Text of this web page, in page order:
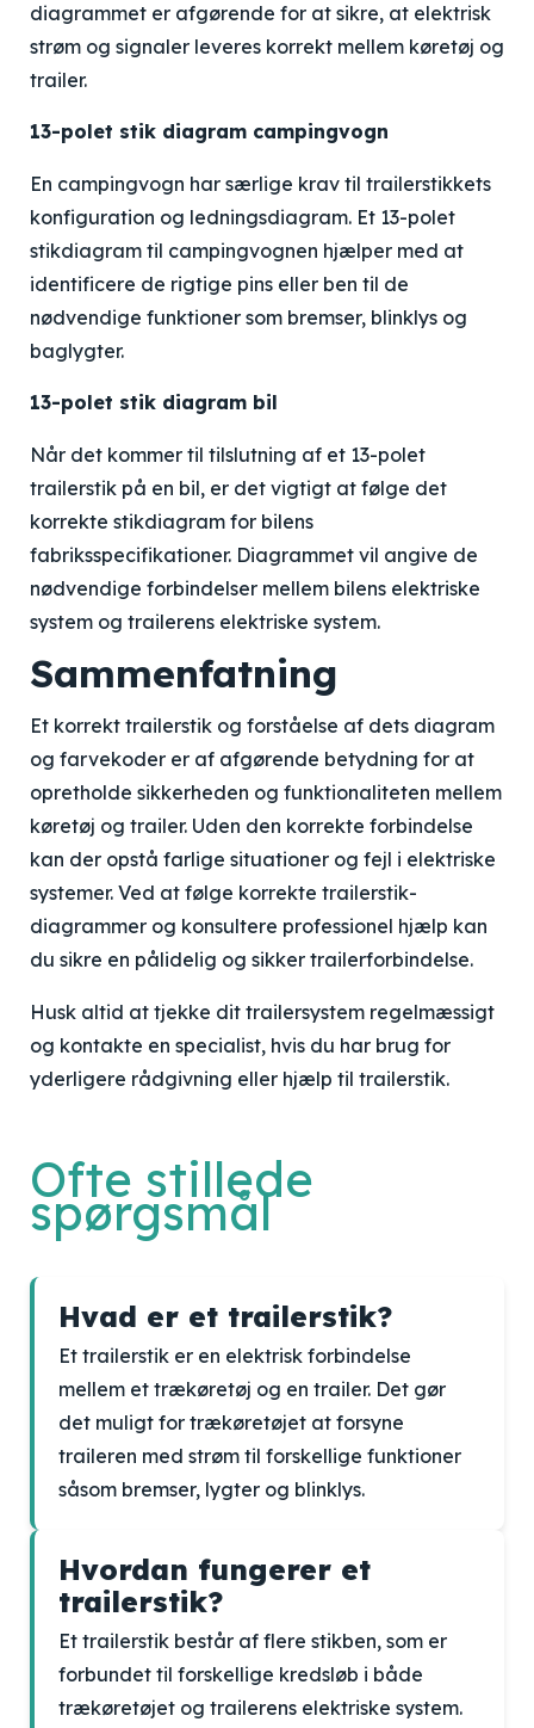
diagrammet er afgørende for at sikre, at elektrisk
strøm og signaler leveres korrekt mellem køretøj og
trailer.
13-polet stik diagram campingvogn
En campingvogn har særlige krav til trailerstikkets
konfiguration og ledningsdiagram. Et 13-polet
stikdiagram til campingvognen hjælper med at
identificere de rigtige pins eller ben til de
nødvendige funktioner som bremser, blinklys og
baglygter.
13-polet stik diagram bil
Når det kommer til tilslutning af et 13-polet
trailerstik på en bil, er det vigtigt at følge det
korrekte stikdiagram for bilens
fabriksspecifikationer. Diagrammet vil angive de
nødvendige forbindelser mellem bilens elektriske
system og trailerens elektriske system.
Sammenfatning
Et korrekt trailerstik og forståelse af dets diagram
og farvekoder er af afgørende betydning for at
opretholde sikkerheden og funktionaliteten mellem
køretøj og trailer. Uden den korrekte forbindelse
kan der opstå farlige situationer og fejl i elektriske
systemer. Ved at følge korrekte trailerstik-
diagrammer og konsultere professionel hjælp kan
du sikre en pålidelig og sikker trailerforbindelse.
Husk altid at tjekke dit trailersystem regelmæssigt
og kontakte en specialist, hvis du har brug for
yderligere rådgivning eller hjælp til trailerstik.
Ofte stillede
spørgsmål
Hvad er et trailerstik?
Et trailerstik er en elektrisk forbindelse
mellem et trækøretøj og en trailer. Det gør
det muligt for trækøretøjet at forsyne
traileren med strøm til forskellige funktioner
såsom bremser, lygter og blinklys.
Hvordan fungerer et
trailerstik?
Et trailerstik består af flere stikben, som er
forbundet til forskellige kredsløb i både
trækøretøjet og trailerens elektriske system.